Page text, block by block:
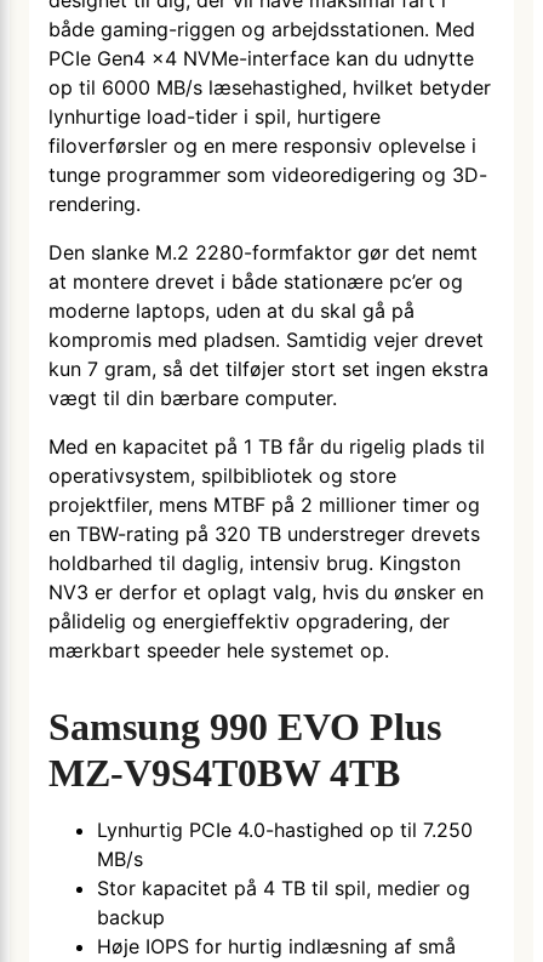
både gaming-riggen og arbejdsstationen. Med
PCIe Gen4 x4 NVMe-interface kan du udnytte
op til 6000 MB/s læsehastighed, hvilket betyder
lynhurtige load-tider i spil, hurtigere
filoverførsler og en mere responsiv oplevelse i
tunge programmer som videoredigering og 3D-
rendering.
Den slanke M.2 2280-formfaktor gør det nemt
at montere drevet i både stationære pc’er og
moderne laptops, uden at du skal gå på
kompromis med pladsen. Samtidig vejer drevet
kun 7 gram, så det tilføjer stort set ingen ekstra
vægt til din bærbare computer.
Med en kapacitet på 1 TB får du rigelig plads til
operativsystem, spilbibliotek og store
projektfiler, mens MTBF på 2 millioner timer og
en TBW-rating på 320 TB understreger drevets
holdbarhed til daglig, intensiv brug. Kingston
NV3 er derfor et oplagt valg, hvis du ønsker en
pålidelig og energieffektiv opgradering, der
mærkbart speeder hele systemet op.
Samsung 990 EVO Plus
MZ-V9S4T0BW 4TB
Lynhurtig PCIe 4.0-hastighed op til 7.250
MB/s
Stor kapacitet på 4 TB til spil, medier og
backup
Høje IOPS for hurtig indlæsning af små